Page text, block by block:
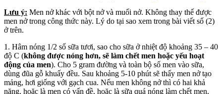
Lưu ý: Men nở khác với bột nở và muối nở. Không thay thế được
men nở trong công thức này. Lý do tại sao xem trong bài viết số (2)
ở trên.
1. Hâm nóng 1/2 số sữa tươi, sao cho sữa ở nhiệt độ khoảng 35 – 40
độ C (không được nóng hơn, sẽ làm chết men hoặc yếu hoạt
động của men). Cho 5 gram đường và toàn bộ số men vào sữa,
dùng đũa gỗ khuấy đều. Sau khoảng 5-10 phút sẽ thấy men nở tạo
mảng, hơi giống với gạch cua. Nếu men không nở thì có hai khả
năng, hoặc là men có vấn đề, hoặc là sữa quá nóng làm chết men,